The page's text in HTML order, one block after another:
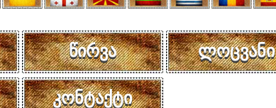
წირვა ლოცვანი
კონტაქტი